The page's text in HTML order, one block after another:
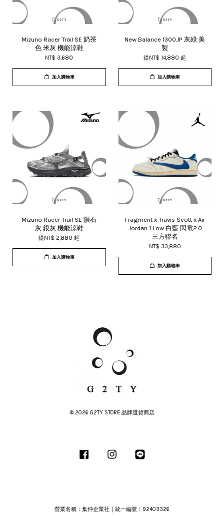
Mizuno Racer Trail SE 奶茶
色 米灰 機能涼鞋
NT$ 3,680
加入購物車
New Balance 1300JP 灰綠 美
製
從NT$ 14,880起
加入購物車
Mizuno Racer Trail SE 隕石
灰 銀灰 機能涼鞋
從NT$ 2,880起
加入購物車
Fragment x Travis Scott x Air
Jordan 1 Low 白藍 閃電2.0
三方聯名
NT$ 33,880
加入購物車
© 2026 G2TY STORE 品牌選貨商店
Facebook Instagram
營業名稱：集仲企業社｜統一編號：92403326